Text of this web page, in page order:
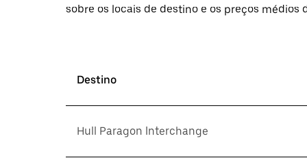
sobre os locais de destino e os preços médios
Destino
Hull Paragon Interchange